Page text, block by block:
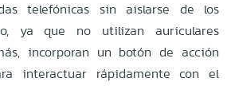
telefónicas sin aislarse de los
ya que no utilizan auriculares
incorporan un botón de acción
interactuar rápidamente con el